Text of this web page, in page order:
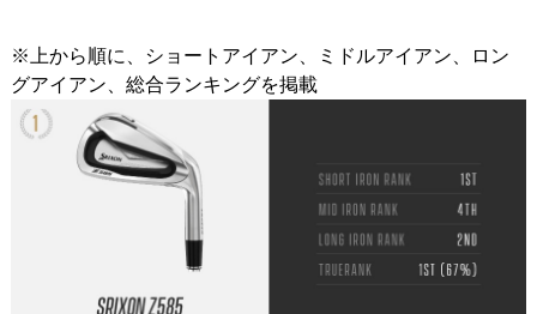
※上から順に、ショートアイアン、ミドルアイアン、ロン
グアイアン、総合ランキングを掲載